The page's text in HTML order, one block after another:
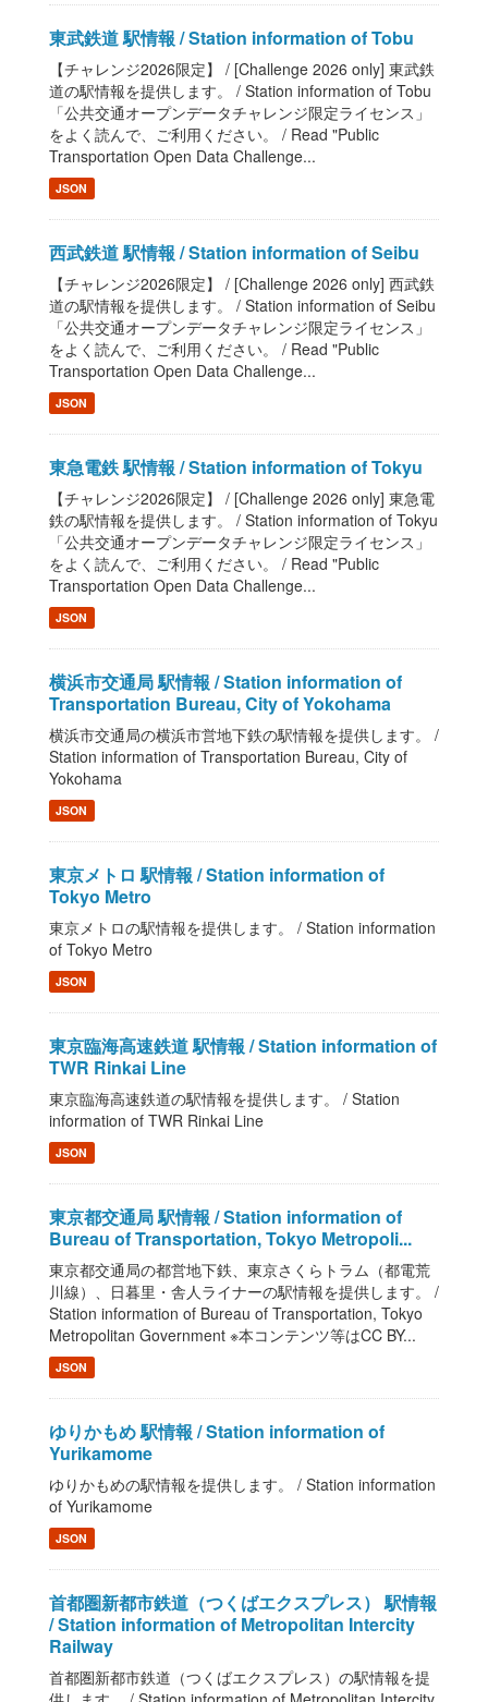
東武鉄道 駅情報 / Station information of Tobu
【チャレンジ2026限定】 / [Challenge 2026 only] 東武鉄
道の駅情報を提供します。 / Station information of Tobu
「公共交通オープンデータチャレンジ限定ライセンス」
をよく読んで、ご利用ください。 / Read "Public
Transportation Open Data Challenge...
JSON
西武鉄道 駅情報 / Station information of Seibu
【チャレンジ2026限定】 / [Challenge 2026 only] 西武鉄
道の駅情報を提供します。 / Station information of Seibu
「公共交通オープンデータチャレンジ限定ライセンス」
をよく読んで、ご利用ください。 / Read "Public
Transportation Open Data Challenge...
JSON
東急電鉄 駅情報 / Station information of Tokyu
【チャレンジ2026限定】 / [Challenge 2026 only] 東急電
鉄の駅情報を提供します。 / Station information of Tokyu
「公共交通オープンデータチャレンジ限定ライセンス」
をよく読んで、ご利用ください。 / Read "Public
Transportation Open Data Challenge...
JSON
横浜市交通局 駅情報 / Station information of
Transportation Bureau, City of Yokohama
横浜市交通局の横浜市営地下鉄の駅情報を提供します。 /
Station information of Transportation Bureau, City of
Yokohama
JSON
東京メトロ 駅情報 / Station information of
Tokyo Metro
東京メトロの駅情報を提供します。 / Station information
of Tokyo Metro
JSON
東京臨海高速鉄道 駅情報 / Station information of
TWR Rinkai Line
東京臨海高速鉄道の駅情報を提供します。 / Station
information of TWR Rinkai Line
JSON
東京都交通局 駅情報 / Station information of
Bureau of Transportation, Tokyo Metropoli...
東京都交通局の都営地下鉄、東京さくらトラム（都電荒
川線）、日暮里・舎人ライナーの駅情報を提供します。 /
Station information of Bureau of Transportation, Tokyo
Metropolitan Government ※本コンテンツ等はCC BY...
JSON
ゆりかもめ 駅情報 / Station information of
Yurikamome
ゆりかもめの駅情報を提供します。 / Station information
of Yurikamome
JSON
首都圏新都市鉄道（つくばエクスプレス） 駅情報
/ Station information of Metropolitan Intercity
Railway
首都圏新都市鉄道（つくばエクスプレス）の駅情報を提